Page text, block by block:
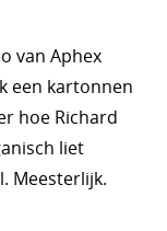
van Aphex
een kartonnen
hoe Richard
liet
Meesterlijk.